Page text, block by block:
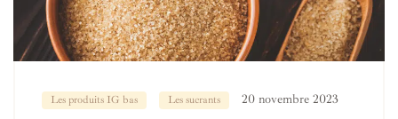
Les produits IG bas Les sucrants 20 novembre 2023